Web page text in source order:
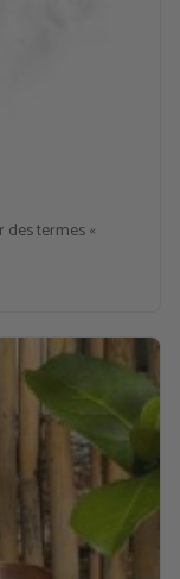
termes «